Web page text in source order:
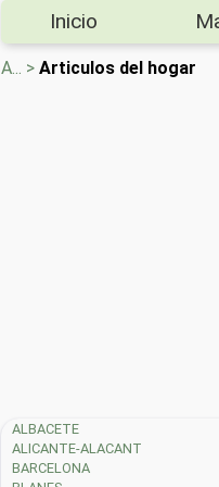
Inicio
A... > Articulos del hogar
ALBACETE
ALICANTE-ALACANT
BARCELONA